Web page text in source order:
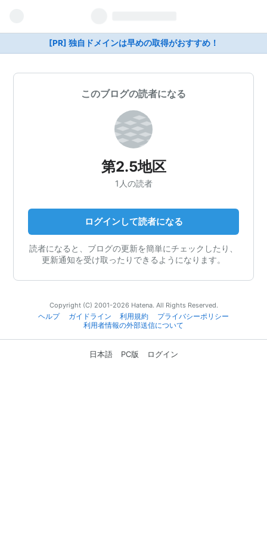
[PR] 独自ドメインは早めの取得がおすすめ！
このブログの読者になる
第2.5地区
1人の読者
ログインして読者になる
読者になると、ブログの更新を簡単にチェックしたり、
更新通知を受け取ったりできるようになります。
Copyright (C) 2001-2026 Hatena. All Rights Reserved.
ヘルプ
ガイドライン 利用規約
プライバシーポリシー
利用者情報の外部送信について
日本語 PC版 ログイン